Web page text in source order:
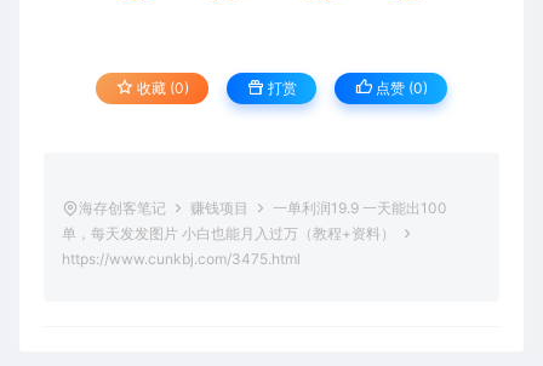
收藏 (0) 打赏 点赞 (0)
海存创客笔记 赚钱项目
一单利润19.9 一天能出100
单，每天发发图片 小白也能月入过万（教程+资料）
https://www.cunkbj.com/3475.html